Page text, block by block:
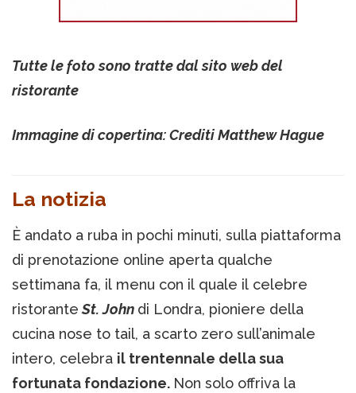
Tutte le foto sono tratte dal sito web del
ristorante
Immagine di copertina: Crediti Matthew Hague
La notizia
È andato a ruba in pochi minuti, sulla piattaforma
di prenotazione online aperta qualche
settimana fa, il menu con il quale il celebre
ristoranteSt. John di Londra, pioniere della
cucina nose to tail, a scarto zero sull’animale
intero, celebra il trentennale della sua
fortunata fondazione. Non solo offriva la